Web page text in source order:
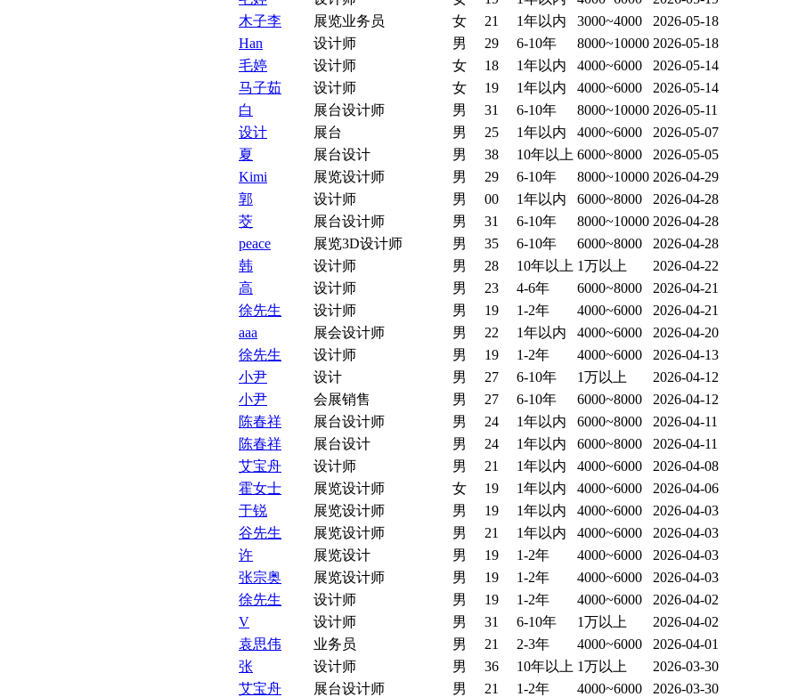
木子李
展览业务员 女 21 1年以内 3000~4000
2026-05-18
Han
设计师 男 29 6-10年 8000~10000 2026-05-18
毛婷
设计师 女 18 1年以内 4000~6000
2026-05-14
马子茹
设计师 女 19 1年以内 4000~6000
2026-05-14
白
展台设计师 男 31 6-10年 8000~10000 2026-05-11
设计
展台 男 25 1年以内 4000~6000
2026-05-07
夏
展台设计 男 38 10年以上 6000~8000
2026-05-05
Kimi
展览设计师 男 29 6-10年 8000~10000 2026-04-29
郭
设计师 男 00 1年以内 6000~8000
2026-04-28
茭
展台设计师 男 31 6-10年 8000~10000 2026-04-28
peace
展览3D设计师 男 35 6-10年 6000~8000
2026-04-28
韩
设计师 男 28 10年以上 1万以上
2026-04-22
高
设计师 男 23 4-6年 6000~8000
2026-04-21
徐先生
设计师 男 19 1-2年 4000~6000
2026-04-21
aaa
展会设计师 男 22 1年以内 4000~6000
2026-04-20
徐先生
设计师 男 19 1-2年 4000~6000
2026-04-13
小尹
设计 男 27 6-10年 1万以上
2026-04-12
小尹
会展销售 男 27 6-10年 6000~8000
2026-04-12
陈春祥
展台设计师 男 24 1年以内 6000~8000
2026-04-11
陈春祥
展台设计 男 24 1年以内 6000~8000
2026-04-11
艾宝舟
设计师 男 21 1年以内 4000~6000
2026-04-08
霍女士
展览设计师 女 19 1年以内 4000~6000
2026-04-06
于锐
展览设计师 男 19 1年以内 4000~6000
2026-04-03
谷先生
展览设计师 男 21 1年以内 4000~6000
2026-04-03
许
展览设计 男 19 1-2年 4000~6000
2026-04-03
张宗奥
展览设计师 男 19 1-2年 4000~6000
2026-04-03
徐先生
设计师 男 19 1-2年 4000~6000
2026-04-02
V
设计师 男 31 6-10年 1万以上
2026-04-02
袁思伟
业务员 男 21 2-3年 4000~6000
2026-04-01
张
设计师 男 36 10年以上 1万以上
2026-03-30
艾宝舟
展台设计师 男 21 1-2年 4000~6000
2026-03-30